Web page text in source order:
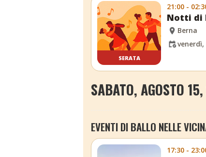
SERATA
21:00 -
Notti di
Berna
venerdì,
SABATO, AGOSTO
EVENTI DI BALLO NELLE
17:30 -